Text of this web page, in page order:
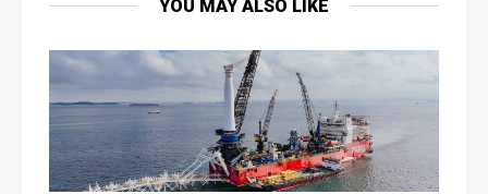
YOU MAY ALSO LIKE